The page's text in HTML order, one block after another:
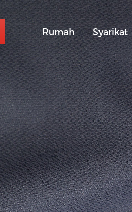
Rumah Syarikat